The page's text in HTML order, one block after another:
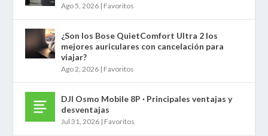
Ago 5, 2026 | Favoritos
¿Son los Bose QuietComfort Ultra 2 los
mejores auriculares con cancelación para
viajar?
Ago 2, 2026 | Favoritos
DJI Osmo Mobile 8P · Principales ventajas y
desventajas
Jul 31, 2026 | Favoritos